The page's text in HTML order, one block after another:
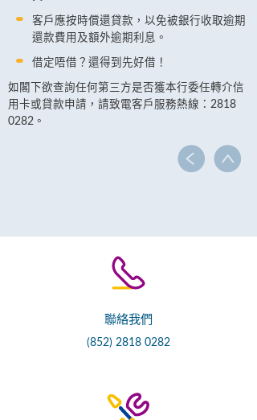
客戶應按時償還貸款，以免被銀行收取逾期
還款費用及額外逾期利息。
借定唔借？還得到先好借！
如閣下欲查詢任何第三方是否獲本行委任轉介信
用卡或貸款申請，請致電客戶服務熱線：2818
0282。
聯絡我們
(852) 2818 0282